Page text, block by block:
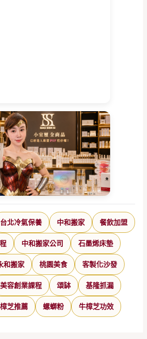
台北冷氣保養 中和搬家 餐飲加盟
中和搬家公司 石墨烯床墊
和搬家 桃園美食 客製化沙發
美容創業課程 頌缽 基隆抓漏
芝推薦 螺螄粉 牛樟芝功效